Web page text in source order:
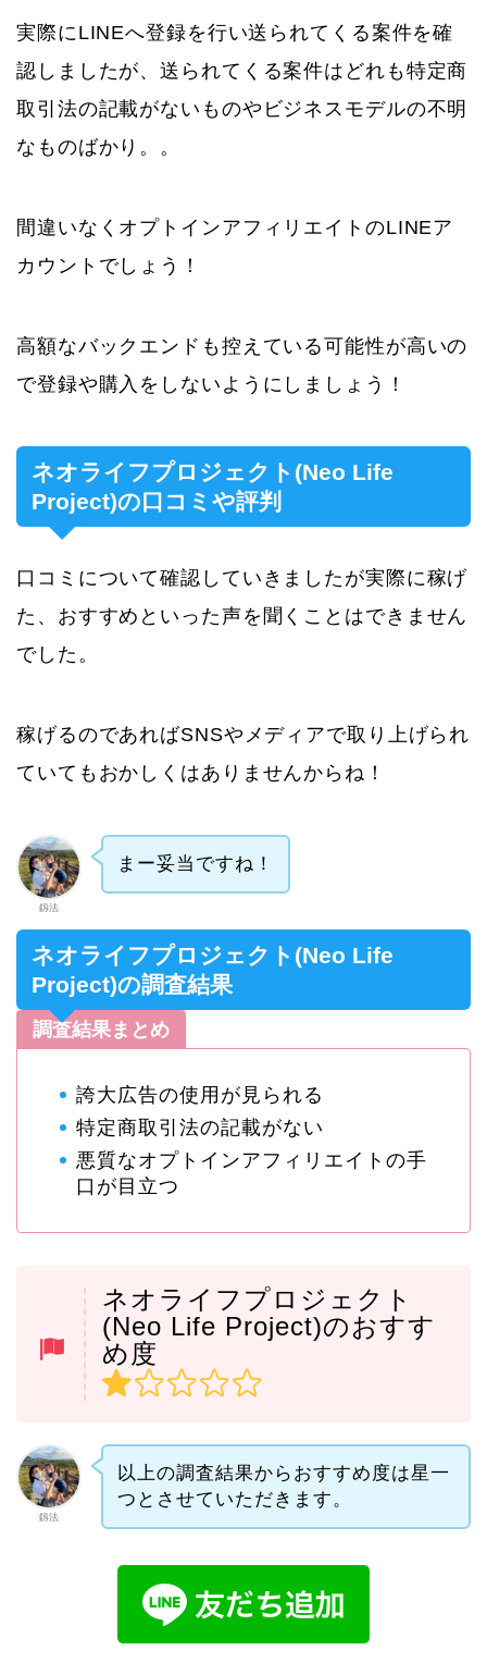
実際にLINEへ登録を行い送られてくる案件を確
認しましたが、送られてくる案件はどれも特定商
取引法の記載がないものやビジネスモデルの不明
なものばかり。。
間違いなくオプトインアフィリエイトのLINEア
カウントでしょう！
高額なバックエンドも控えている可能性が高いの
で登録や購入をしないようにしましょう！
ネオライフプロジェクト(Neo Life
Project)の口コミや評判
口コミについて確認していきましたが実際に稼げ
た、おすすめといった声を聞くことはできません
でした。
稼げるのであればSNSやメディアで取り上げられ
ていてもおかしくはありませんからね！
釼法
まー妥当ですね！
ネオライフプロジェクト(Neo Life
Project)の調査結果
調査結果まとめ
誇大広告の使用が見られる
特定商取引法の記載がない
悪質なオプトインアフィリエイトの手
口が目立つ
ネオライフプロジェクト
(Neo Life Project)のおすす
め度
釼法
以上の調査結果からおすすめ度は星一
つとさせていただきます。